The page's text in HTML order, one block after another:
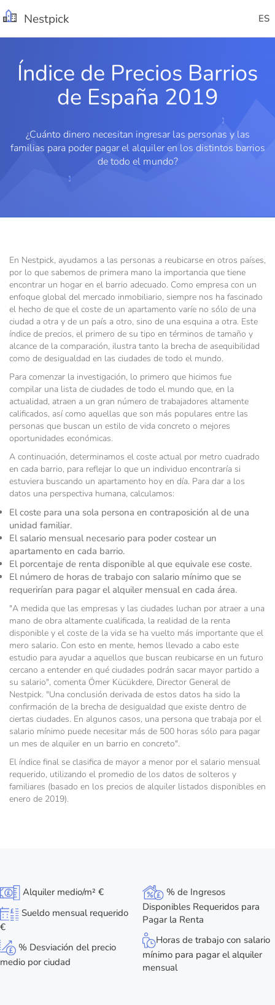
Nestpick ES
Índice de Precios Barrios
de España 2019
¿Cuánto dinero necesitan ingresar las personas y las
familias para poder pagar el alquiler en los distintos barrios
de todo el mundo?
En Nestpick, ayudamos a las personas a reubicarse en otros países,
por lo que sabemos de primera mano la importancia que tiene
encontrar un hogar en el barrio adecuado. Como empresa con un
enfoque global del mercado inmobiliario, siempre nos ha fascinado
el hecho de que el coste de un apartamento varíe no sólo de una
ciudad a otra y de un país a otro, sino de una esquina a otra. Este
índice de precios, el primero de su tipo en términos de tamaño y
alcance de la comparación, ilustra tanto la brecha de asequibilidad
como de desigualdad en las ciudades de todo el mundo.
Para comenzar la investigación, lo primero que hicimos fue
compilar una lista de ciudades de todo el mundo que, en la
actualidad, atraen a un gran número de trabajadores altamente
calificados, así como aquellas que son más populares entre las
personas que buscan un estilo de vida concreto o mejores
oportunidades económicas.
A continuación, determinamos el coste actual por metro cuadrado
en cada barrio, para reflejar lo que un individuo encontraría si
estuviera buscando un apartamento hoy en día. Para dar a los
datos una perspectiva humana, calculamos:
El coste para una sola persona en contraposición al de una
unidad familiar.
El salario mensual necesario para poder costear un
apartamento en cada barrio.
El porcentaje de renta disponible al que equivale ese coste.
El número de horas de trabajo con salario mínimo que se
requerirían para pagar el alquiler mensual en cada área.
"A medida que las empresas y las ciudades luchan por atraer a una
mano de obra altamente cualificada, la realidad de la renta
disponible y el coste de la vida se ha vuelto más importante que el
mero salario. Con esto en mente, hemos llevado a cabo este
estudio para ayudar a aquellos que buscan reubicarse en un futuro
cercano a entender en qué ciudades podrán sacar mayor partido a
su salario", comenta Ömer Kücükdere, Director General de
Nestpick. "Una conclusión derivada de estos datos ha sido la
confirmación de la brecha de desigualdad que existe dentro de
ciertas ciudades. En algunos casos, una persona que trabaja por el
salario mínimo puede necesitar más de 500 horas sólo para pagar
un mes de alquiler en un barrio en concreto".
El índice final se clasifica de mayor a menor por el salario mensual
requerido, utilizando el promedio de los datos de solteros y
familiares (basado en los precios de alquiler listados disponibles en
enero de 2019).
Alquiler medio/m² €
Sueldo mensual requerido
€
% Desviación del precio
medio por ciudad
% de Ingresos
Disponibles Requeridos para
Pagar la Renta
Horas de trabajo con salario
mínimo para pagar el alquiler
mensual